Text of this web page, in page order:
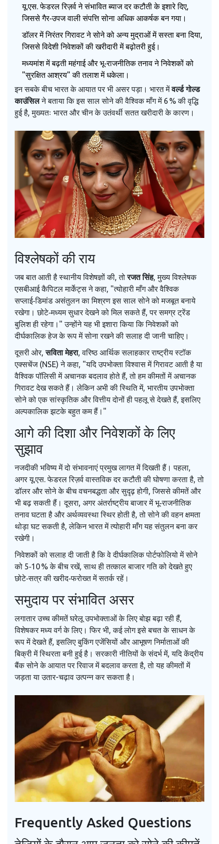
यू.एस. फेडरल रिज़र्व ने संभावित ब्याज दर कटौती के इशारे दिए,
जिससे गैर‑उपज वाली संपत्ति सोना अधिक आकर्षक बन गया।
डॉलर में निरंतर गिरावट ने सोने को अन्य मुद्राओं में सस्ता बना दिया,
जिससे विदेशी निवेशकों की खरीदारी में बढ़ोतरी हुई।
मध्यमांश में बढ़ती महंगाई और भू‑राजनीतिक तनाव ने निवेशकों को
"सुरक्षित आश्रय" की तलाश में धकेला।
इन सबके बीच भारत के आयात पर भी असर पड़ा। भारत मेंवर्ल्ड गोल्ड
काउंसिलने बताया कि इस साल सोने की वैश्विक माँग में 6 % की वृद्धि
हुई है, मुख्यतः भारत और चीन के उतंवर्थी सतत खरीदारी के कारण।
विश्लेषकों की राय
जब बात आती है स्थानीय विशेषज्ञों की, तोरजत सिंह, मुख्य विश्लेषक
एसबीआई कैपिटल मार्केट्सने कहा, "त्योहारी माँग और वैश्विक
सप्लाई‑डिमांड असंतुलन का मिश्रण इस साल सोने को मजबूत बनाये
रखेगा। छोटे‑मध्यम सुधार देखने को मिल सकते हैं, पर समग्र ट्रेंड
बुलिश ही रहेगा।" उन्होंने यह भी इशारा किया कि निवेशकों को
दीर्घकालिक हेज के रूप में सोना रखने की सलाह दी जानी चाहिए।
दूसरी ओर,सविता मेहरा, वरिष्ठ आर्थिक सलाहकारराष्ट्रीय स्टॉक
एक्सचेंज (NSE) ने कहा, "यदि उपभोक्ता विश्वास में गिरावट आती है या
वैश्विक पॉलिसी में अचानक बदलाव होते हैं, तो हम कीमतों में अचानक
गिरावट देख सकते हैं। लेकिन अभी की स्थिति में, भारतीय उपभोक्ता
सोने को एक सांस्कृतिक और वित्तीय दोनों ही पहलू से देखते हैं, इसलिए
अल्पकालिक झटके बहुत कम हैं।"
आगे की दिशा और निवेशकों के लिए
सुझाव
नजदीकी भविष्य में दो संभावनाएं प्रमुख लागत में दिखती हैं। पहला,
अगर यू.एस. फेडरल रिज़र्व वास्तविक दर कटौती की घोषणा करता है, तो
डॉलर और सोने के बीच वचनबद्धता और सुदृढ़ होगी, जिससे कीमतें और
भी बढ़ सकती हैं। दूसरा, अगर अंतर्राष्ट्रीय बाजार में भू‑राजनीतिक
तनाव घटता है और अर्थव्यवस्था स्थिर होती है, तो सोने की वहन क्षमता
थोड़ा घट सकती है, लेकिन भारत में त्योहारी माँग यह संतुलन बना कर
रखेगी।
निवेशकों को सलाह दी जाती है कि वे दीर्घकालिक पोर्टफोलियो में सोने
को 5‑10 % के बीच रखें, साथ ही तत्काल बाजार गति को देखते हुए
छोटे‑सत्र की खरीद‑फरोख्त में सतर्क रहें।
समुदाय पर संभावित असर
लगातार उच्च कीमतें घरेलू उपभोक्ताओं के लिए बोझ बढ़ा रही हैं,
विशेषकर मध्य वर्ग के लिए। फिर भी, कई लोग इसे बचत के साधन के
रूप में देखते हैं, इसलिए बुकिंग एजेंसियों और आभूषण निर्माताओं की
बिक्री में स्थिरता बनी हुई है। सरकारी नीतियों के संदर्भ में, यदि केंद्रीय
बैंक सोने के आयात पर रिवाज में बदलाव करता है, तो यह कीमतों में
जड़ता या उतार-चढ़ाव उत्पन्न कर सकता है।
Frequently Asked Questions